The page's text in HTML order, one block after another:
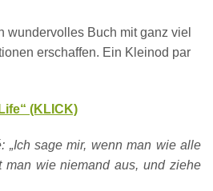
wundervolles Buch mit ganz viel
erschaffen. Ein Kleinod par
(KLICK)
„Ich sage mir, wenn man wie alle
man wie niemand aus, und ziehe